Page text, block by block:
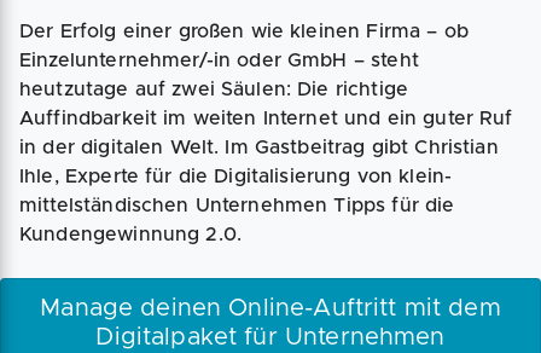
Der Erfolg einer großen wie kleinen Firma – ob
Einzelunternehmer/-in oder GmbH – steht
heutzutage auf zwei Säulen: Die richtige
Auffindbarkeit im weiten Internet und ein guter Ruf
in der digitalen Welt. Im Gastbeitrag gibt Christian
Ihle, Experte für die Digitalisierung von klein-
mittelständischen Unternehmen Tipps für die
Kundengewinnung 2.0.
Manage deinen Online-Auftritt mit dem
Digitalpaket für Unternehmen